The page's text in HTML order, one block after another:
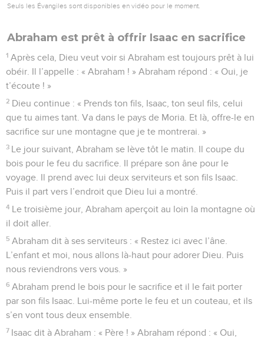
Seuls les Évangiles sont disponibles en vidéo pour le moment.
Abraham est prêt à offrir Isaac en sacrifice
1 Après cela, Dieu veut voir si Abraham est toujours prêt à lui
obéir. Il l’appelle : « Abraham ! » Abraham répond : « Oui, je
t’écoute ! »
2 Dieu continue : « Prends ton fils, Isaac, ton seul fils, celui
que tu aimes tant. Va dans le pays de Moria. Et là, offre-le en
sacrifice sur une montagne que je te montrerai. »
3 Le jour suivant, Abraham se lève tôt le matin. Il coupe du
bois pour le feu du sacrifice. Il prépare son âne pour le
voyage. Il prend avec lui deux serviteurs et son fils Isaac.
Puis il part vers l’endroit que Dieu lui a montré.
4 Le troisième jour, Abraham aperçoit au loin la montagne où
il doit aller.
5 Abraham dit à ses serviteurs : « Restez ici avec l’âne.
L’enfant et moi, nous allons là-haut pour adorer Dieu. Puis
nous reviendrons vers vous. »
6 Abraham prend le bois pour le sacrifice et il le fait porter
par son fils Isaac. Lui-même porte le feu et un couteau, et ils
s’en vont tous deux ensemble.
7 Isaac dit à Abraham : « Père ! » Abraham répond : « Oui,